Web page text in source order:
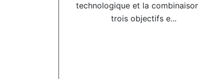
technologique et la
trois objectifs e...